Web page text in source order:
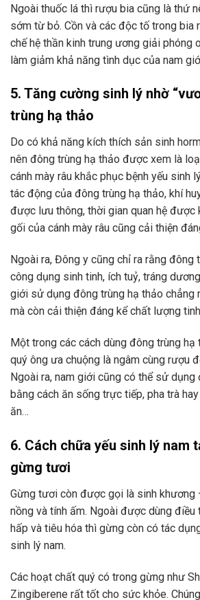
Ngoài thuốc lá thì rượu bia cũng là thứ
sớm từ bỏ. Cồn và các độc tố trong bia
chế hệ thần kinh trung ương giải phóng
làm giảm khả năng tình dục của nam
5. Tăng cường sinh lý nhờ
trùng hạ thảo
Do có khả năng kích thích sản sinh
nên đông trùng hạ thảo được xem là
cánh mày râu khắc phục bệnh yếu sinh
tác động của đông trùng hạ thảo, khí
được lưu thông, thời gian quan hệ được
gối của cánh mày râu cũng cải thiện
Ngoài ra, Đông y cũng chỉ ra rằng đông
công dụng sinh tinh, ích tuỷ, tráng
giới sử dụng đông trùng hạ thảo chẳng
mà còn cải thiện đáng kể chất lượng
Một trong các cách dùng đông trùng
quý ông ưa chuộng là ngâm cùng rượu
Ngoài ra, nam giới cũng có thể sử dụng
bằng cách ăn sống trực tiếp, pha trà
ăn…
6. Cách chữa yếu sinh lý nam
gừng tươi
Gừng tươi còn được gọi là sinh khương
nồng và tính ấm. Ngoài được dùng điều
hấp và tiêu hóa thì gừng còn có tác
sinh lý nam.
Các hoạt chất quý có trong gừng như
Zingiberene rất tốt cho sức khỏe.